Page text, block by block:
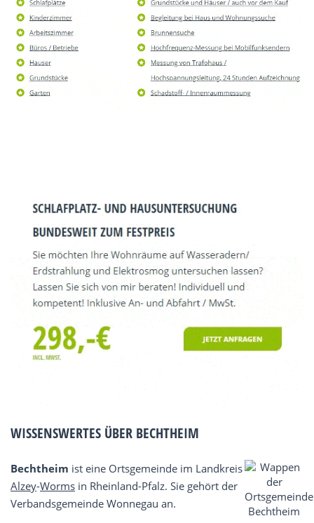
WISSENSWERTES ÜBER BECHTHEIM
Bechtheim ist eine Ortsgemeinde im Landkreis
Alzey-Worms in Rheinland-Pfalz. Sie gehört der
Verbandsgemeinde Wonnegau an.